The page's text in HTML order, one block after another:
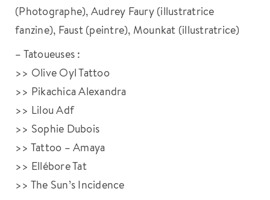
(Photographe), Audrey Faury (illustratrice
fanzine), Faust (peintre), Mounkat (illustratrice)
– Tatoueuses :
>> Olive Oyl Tattoo
>> Pikachica Alexandra
>> Lilou Adf
>> Sophie Dubois
>> Tattoo – Amaya
>> Ellébore Tat
>> The Sun’s Incidence